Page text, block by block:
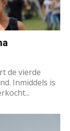
de vierde
Inmiddels is